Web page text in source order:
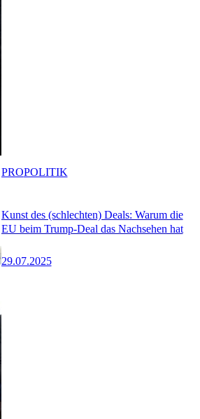
Kunst des (schlechten) Deals: Warum die
EU beim Trump-Deal das Nachsehen hat
29.07.2025
PROPOLITIK